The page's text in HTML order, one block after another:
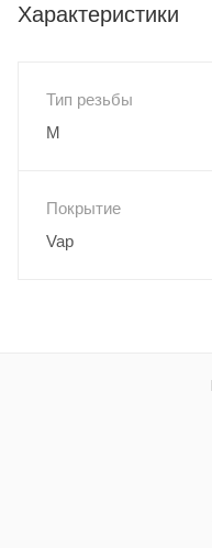
Характеристики
Тип резьбы
M
Покрытие
Vap